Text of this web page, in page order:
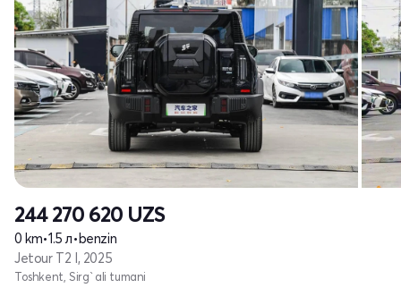
244 270 620 UZS
0 km•1.5 л•benzin
Jetour T2 I, 2025
Toshkent, Sirg`ali tumani